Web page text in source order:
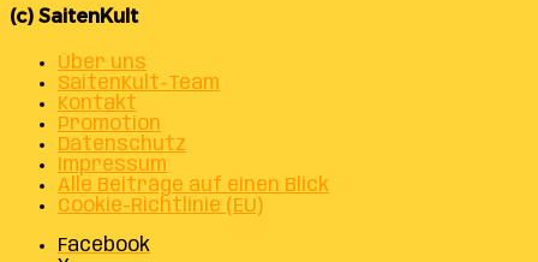
(c) SaitenKult
Über uns
SaitenKult-Team
Kontakt
Promotion
Datenschutz
Impressum
Alle Beiträge auf einen Blick
Cookie-Richtlinie (EU)
Facebook